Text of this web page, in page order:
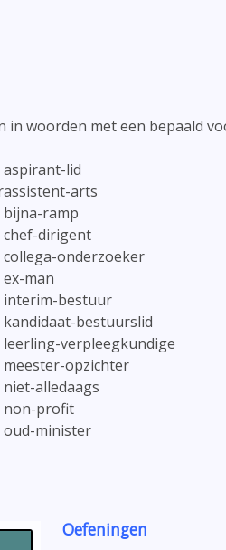
woorden met een bepaald
aspirant-lid
assistent-arts
bijna-ramp
chef-dirigent
collega-onderzoeker
ex-man
interim-bestuur
kandidaat-bestuurslid
leerling-verpleegkundige
meester-opzichter
niet-alledaags
non-profit
oud-minister
Oefeningen